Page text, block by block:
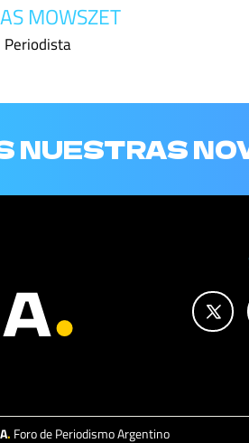
MOWSZET
Periodista
NUESTRAS
. Foro de Periodismo Argentino